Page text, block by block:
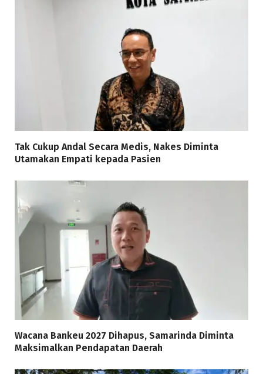
Tak Cukup Andal Secara Medis, Nakes Diminta
Utamakan Empati kepada Pasien
Wacana Bankeu 2027 Dihapus, Samarinda Diminta
Maksimalkan Pendapatan Daerah